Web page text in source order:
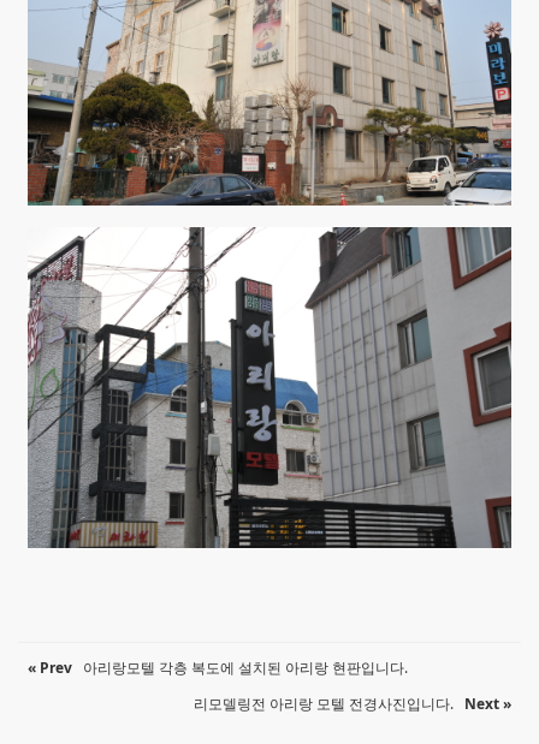
« Prev 아리랑모텔 각층 복도에 설치된 아리랑 현판입니다.
리모델링전 아리랑 모텔 전경사진입니다. Next »